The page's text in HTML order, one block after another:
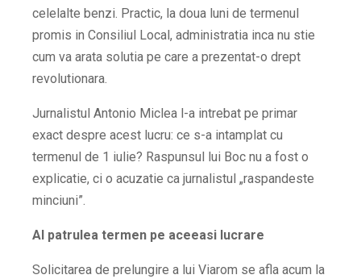
celelalte benzi. Practic, la doua luni de termenul
promis in Consiliul Local, administratia inca nu stie
cum va arata solutia pe care a prezentat-o drept
revolutionara.
Jurnalistul Antonio Miclea l-a intrebat pe primar
exact despre acest lucru: ce s-a intamplat cu
termenul de 1 iulie? Raspunsul lui Boc nu a fost o
explicatie, ci o acuzatie ca jurnalistul „raspandeste
minciuni”.
Al patrulea termen pe aceeasi lucrare
Solicitarea de prelungire a lui Viarom se afla acum la